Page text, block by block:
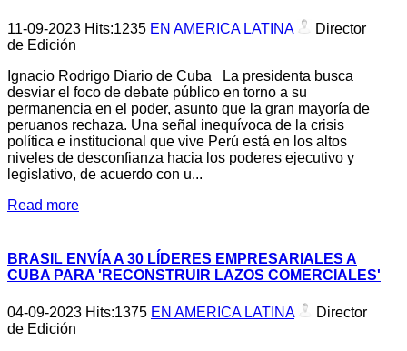
11-09-2023 Hits:1235 EN AMERICA LATINA
Director
de Edición
Ignacio Rodrigo Diario de Cuba La presidenta busca
desviar el foco de debate público en torno a su
permanencia en el poder, asunto que la gran mayoría de
peruanos rechaza. Una señal inequívoca de la crisis
política e institucional que vive Perú está en los altos
niveles de desconfianza hacia los poderes ejecutivo y
legislativo, de acuerdo con u...
Read more
BRASIL ENVÍA A 30 LÍDERES EMPRESARIALES A
CUBA PARA 'RECONSTRUIR LAZOS COMERCIALES'
04-09-2023 Hits:1375 EN AMERICA LATINA
Director
de Edición